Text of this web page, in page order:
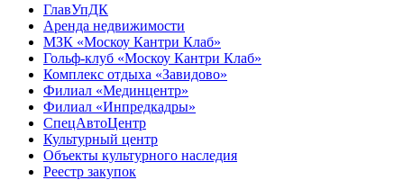
ГлавУпДК
Аренда недвижимости
МЗК «Москоу Кантри Клаб»
Гольф-клуб «Москоу Кантри Клаб»
Комплекс отдыха «Завидово»
Филиал «Мединцентр»
Филиал «Инпредкадры»
СпецАвтоЦентр
Культурный центр
Объекты культурного наследия
Реестр закупок